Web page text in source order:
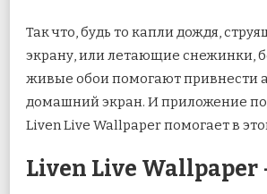
Так что, будь то капли дождя,
экрану, или летающие снежинки,
живые обои помогают привнести
домашний экран. И приложение
Liven Live Wallpaper помогает в
Liven Live Wallpaper